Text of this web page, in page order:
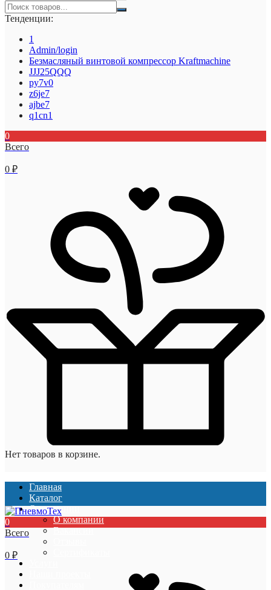
Тенденции:
1
Admin/login
Безмасляный винтовой компрессор Kraftmaсhine
JJJ25QQQ
py7v0
z6je7
ajbe7
q1cn1
0
Всего
0 ₽
Нет товаров в корзине.
Главная
Каталог
О компании
О компании
Вакансии
0
Всего
0 ₽